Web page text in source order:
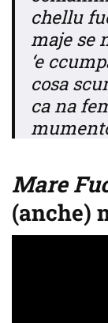
chellu
maje se
‘e
cosa
ca na
Mare
(anche)